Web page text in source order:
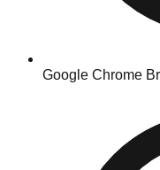
Google Chrome